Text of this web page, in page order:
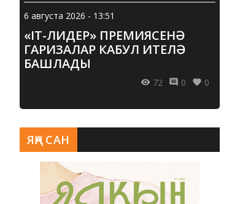
6 августа 2026 - 13:51
«IT-ЛИДЕР» ПРЕМИЯСЕНӘ
ГАРИЗАЛАР КАБУЛ ИТЕЛӘ
БАШЛАДЫ
72 0 0
ЯҢА САН